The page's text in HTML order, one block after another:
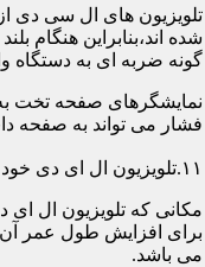
تلویزیون های ال سی دی
شده اند،بنابراین هنگام
گونه ضربه ای به دستگاه
نمایشگرهای صفحه تخت
فشار می تواند به صفحه
۱۱.تلویزیون ال ای دی خود را در جای مناسب قرار دهید
مکانی که تلویزیون ال
برای افزایش طول عمر آن
می باشد.